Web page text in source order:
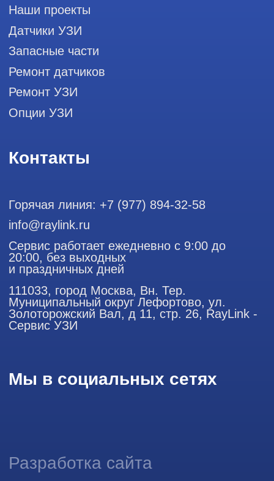
только с согласия владельца. Владелец оставляет за собой
право воспользоваться статьей 146 УК РФ при нарушении
представленная на сайте, ни при каких условиях не
Статьи 437 (2) Гражданского кодекса РФ.
Продолжая работу с сайтом, вы даете согласие на
использование сайтом cookies и обработку персональных
данных в целях функционирования сайта, проведения
сервиса и предоставления релевантной рекламной
информации на основе ваших предпочтений и интересов.
Профессиональный сервис ремонта
аппаратов ультразвуковой
диагностики, запасных частей и
датчиков
ООО "РЭЙЛИНК" ИНН 9701168181 ОГРН 1207700492581,
111033, город Москва, Вн. Тер. Муниципальный округ
Политика конфиденциальности